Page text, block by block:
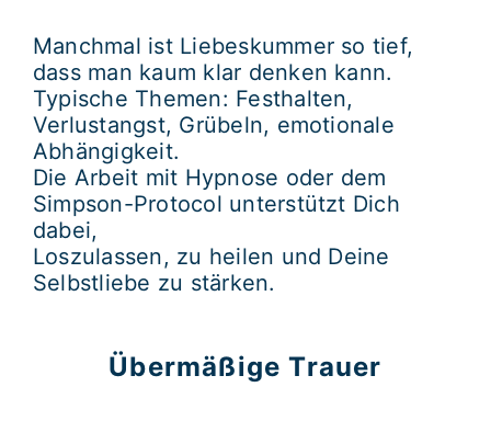
Manchmal ist Liebeskummer so tief,
dass man kaum klar denken kann.
Typische Themen: Festhalten,
Verlustangst, Grübeln, emotionale
Abhängigkeit.
Die Arbeit mit Hypnose oder dem
Simpson-Protocol unterstützt Dich
dabei,
Loszulassen, zu heilen und Deine
Selbstliebe zu stärken.
Übermäßige Trauer